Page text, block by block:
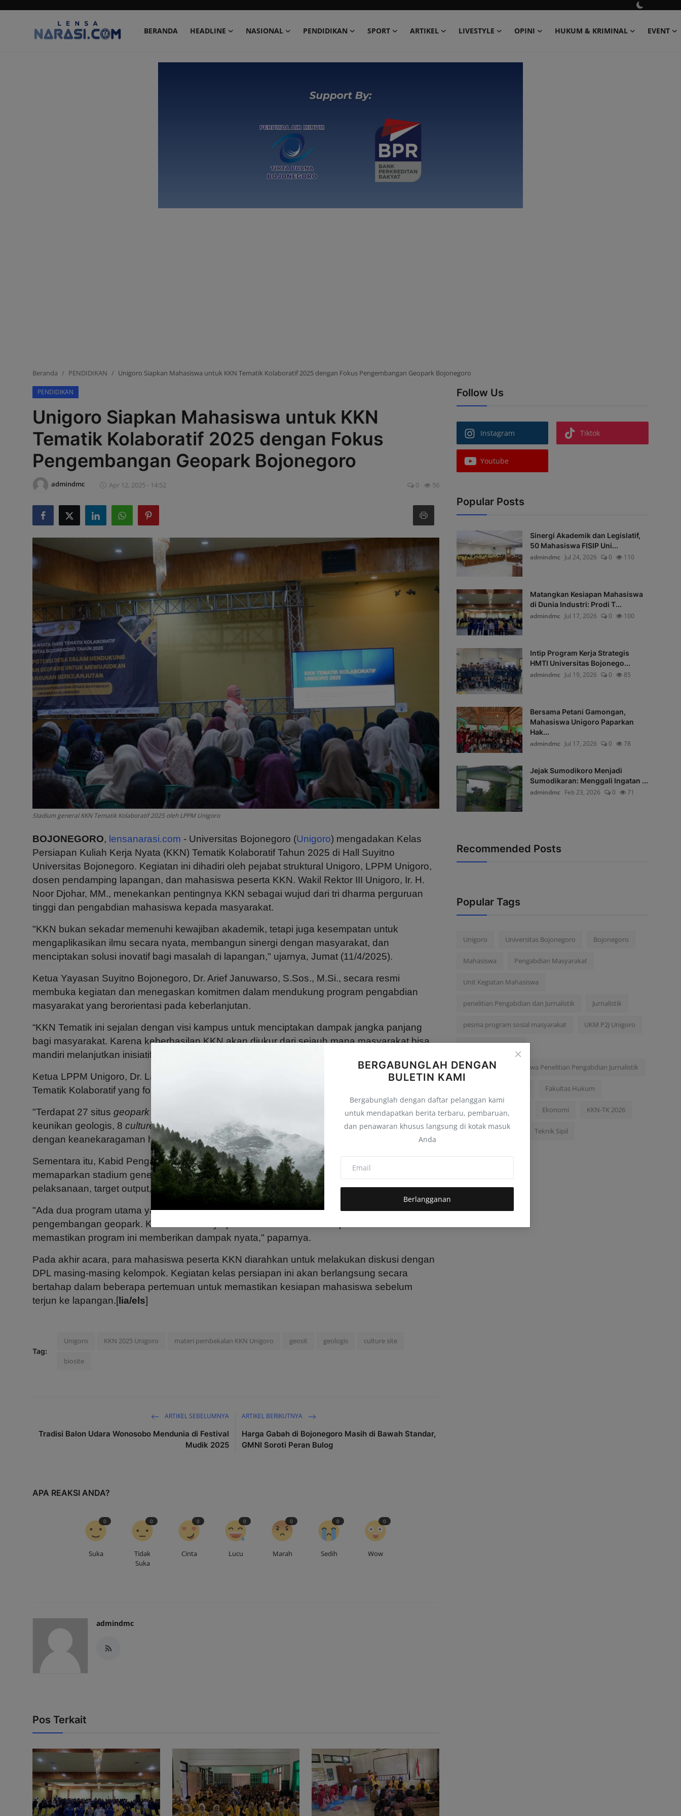
BERANDA HEADLINE NASIONAL PENDIDIKAN SPORT ARTIKEL LIVESTYLE OPINI HUKUM & KRIMINAL EVENT
BERGABUNGLAH DENGAN
BULETIN KAMI
Bergabunglah dengan daftar pelanggan kami
untuk mendapatkan berita terbaru, pembaruan,
dan penawaran khusus langsung di kotak masuk
Anda
Berlangganan
Beranda PENDIDIKAN Unigoro Siapkan Mahasiswa untuk KKN Tematik Kolaboratif 2025 dengan Fokus Pengembangan Geopark Bojonegoro
PENDIDIKAN
Unigoro Siapkan Mahasiswa untuk KKN
Tematik Kolaboratif 2025 dengan Fokus
Pengembangan Geopark Bojonegoro
admindmc Apr 12, 2025 - 14:52 0 56
Stadium general KKN Tematik Kolaboratif 2025 oleh LPPM Unigoro
BOJONEGORO, lensanarasi.com - Universitas Bojonegoro (Unigoro) mengadakan Kelas
Persiapan Kuliah Kerja Nyata (KKN) Tematik Kolaboratif Tahun 2025 di Hall Suyitno
Universitas Bojonegoro. Kegiatan ini dihadiri oleh pejabat struktural Unigoro, LPPM Unigoro,
dosen pendamping lapangan, dan mahasiswa peserta KKN. Wakil Rektor III Unigoro, Ir. H.
Noor Djohar, MM., menekankan pentingnya KKN sebagai wujud dari tri dharma perguruan
tinggi dan pengabdian mahasiswa kepada masyarakat.
"KKN bukan sekadar memenuhi kewajiban akademik, tetapi juga kesempatan untuk
mengaplikasikan ilmu secara nyata, membangun sinergi dengan masyarakat, dan
menciptakan solusi inovatif bagi masalah di lapangan," ujarnya, Jumat (11/4/2025).
Ketua Yayasan Suyitno Bojonegoro, Dr. Arief Januwarso, S.Sos., M.Si., secara resmi
membuka kegiatan dan menegaskan komitmen dalam mendukung program pengabdian
masyarakat yang berorientasi pada keberlanjutan.
“KKN Tematik ini sejalan dengan visi kampus untuk menciptakan dampak jangka panjang
bagi masyarakat. Karena keberhasilan KKN akan diukur dari sejauh mana masyarakat bisa
mandiri melanjutkan inisiatif yang telah dirintis mahasiswa.”, tegasnya.
Ketua LPPM Unigoro, Dr. Laily Agustina Rahmawati, S.Si., M.Sc., menjelaskan konsep KKN
Tematik Kolaboratif yang fokus pada optimalisasi geopark Bojonegoro.
"Terdapat 27 situs geopark geositedengan
keunikan geologis, 8 culture site yang merepresentasikan kekayaan budaya, dan 3biosite
dengan keanekaragaman hayati yang perlu dilestarikan," jelasnya.
Sementara itu, Kabid Pengabdian Masyarakat LPPM Unigoro, Joko Hadi Susilo, SE., MM.,
memaparkan stadium general KKN Tematik Kolaboratif 2025, termasuk mekanisme
pelaksanaan, target output, serta kriteria evaluasi.
"Ada dua program utama yang akan dilaksanakan, yaitu optimalisasi potensi desa dan
pengembangan geopark. Kami telah menyiapkan sistem evaluasi komprehensif untuk
memastikan program ini memberikan dampak nyata," paparnya.
Pada akhir acara, para mahasiswa peserta KKN diarahkan untuk melakukan diskusi dengan
DPL masing-masing kelompok. Kegiatan kelas persiapan ini akan berlangsung secara
bertahap dalam beberapa pertemuan untuk memastikan kesiapan mahasiswa sebelum
terjun ke lapangan.[ lia/els]
Tag:
Unigoro KKN 2025 Unigoro materi pembekalan KKN Unigoro geosit geologis culture site
biosite
ARTIKEL SEBELUMNYA
Tradisi Balon Udara Wonosobo Mendunia di Festival
Mudik 2025
ARTIKEL BERIKUTNYA
Harga Gabah di Bojonegoro Masih di Bawah Standar,
GMNI Soroti Peran Bulog
APA REAKSI ANDA?
Suka
0
Tidak
Suka
0
Cinta
0
Lucu
0
Marah
0
Sedih
0
Wow
0
admindmc
Pos Terkait
Follow Us
Instagram Tiktok
Youtube
Popular Posts
Sinergi Akademik dan Legislatif,
50 Mahasiswa FISIP Uni...
admindmc Jul 24, 2026 0 110
Matangkan Kesiapan Mahasiswa
di Dunia Industri: Prodi T...
admindmc Jul 17, 2026 0 100
Intip Program Kerja Strategis
HMTI Universitas Bojonego...
admindmc Jul 19, 2026 0 85
Bersama Petani Gamongan,
Mahasiswa Unigoro Paparkan
Hak...
admindmc Jul 17, 2026 0 78
Jejak Sumodikoro Menjadi
Sumodikaran: Menggali Ingatan ...
admindmc Feb 23, 2026 0 71
Recommended Posts
Popular Tags
Unigoro Universitas Bojonegoro Bojonegoro
Mahasiswa Pengabdian Masyarakat
Unit Kegiatan Mahasiswa
penelitian Pengabdian dan Jurnalistik Jurnalistik
pesma program sosial masyarakat UKM P2J Unigoro
kecamatan dander
Unit Kegiatan Mahasiswa Penelitian Pengabdian Jurnalistik
Fakultas Hukum
Kegiatan Mahasiswa Ekonomi KKN-TK 2026
Fakultas Ekonomi Teknik Sipil